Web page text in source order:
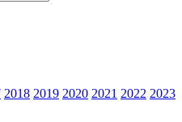
2018 2019 2020 2021 2022 2023